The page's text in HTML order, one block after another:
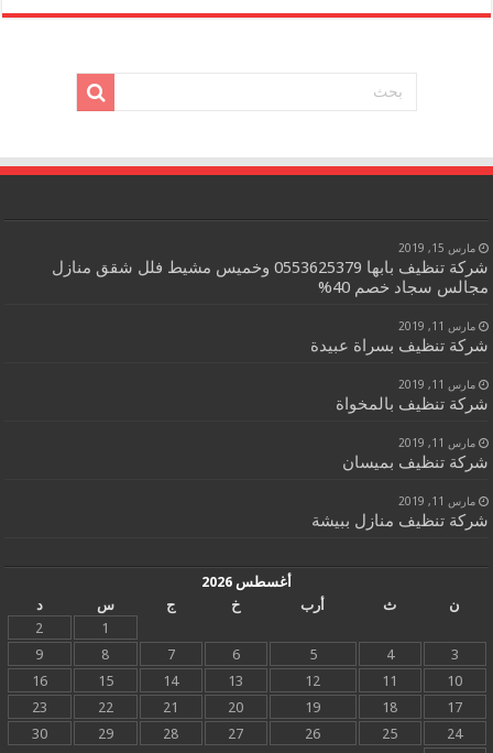
مارس 15, 2019
شركة تنظيف بابها 0553625379 وخميس مشيط فلل شقق منازل
مجالس سجاد خصم 40%
مارس 11, 2019
شركة تنظيف بسراة عبيدة
مارس 11, 2019
شركة تنظيف بالمخواة
مارس 11, 2019
شركة تنظيف بميسان
مارس 11, 2019
شركة تنظيف منازل ببيشة
أغسطس 2026
ن
ث أرب خ ج س
د
1
2
3
4
5
6
7
8
9
10
11
12
13
14
15
16
17
18
19
20
21
22
23
24
25
26
27
28
29
30